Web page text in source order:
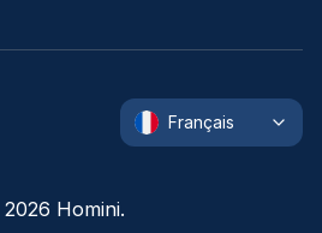
2026 Homini.
Français